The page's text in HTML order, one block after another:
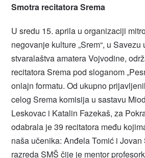
Smotra recitatora Srema
U sredu 15. aprila u organizaciji
negovanje kulture „Srem“, u Savezu
stvaralaštva amatera Vojvodine,
recitatora Srema pod sloganom
onlajn formatu. Od ukupno
celog Srema komisija u sastavu
Leskovac i Katalin Fazekaš, za
odabrala je 39 recitatora među
naša učenika: Anđela Tomić i
razreda SMŠ čije je mentor